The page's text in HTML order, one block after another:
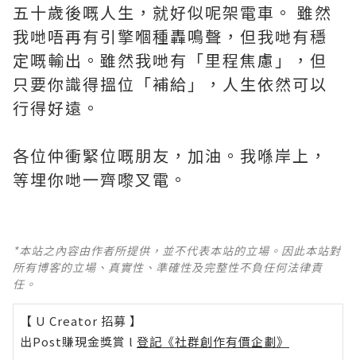
五十歲後嘅人生，就好似呢架電車。 雖然
我哋唔再有引擎嗰種轟鳴聲，但我哋有穩
定嘅輸出。雖然我哋有「里程焦慮」，但
只要你識得搵位「補給」，人生依然可以
行得好遠。
各位仲衝緊位嘅朋友，加油。我喺岸上，
等埋你哋一齊嚟叉電。
*本站之內容由作者所提供，並不代表本站的立場。因此本站對
所有博客的立場、真實性、準確性及完整性不負任何法律責
任。
【 U Creator 招募 】
出Post賺現金獎賞 l 登記《社群創作有價企劃》